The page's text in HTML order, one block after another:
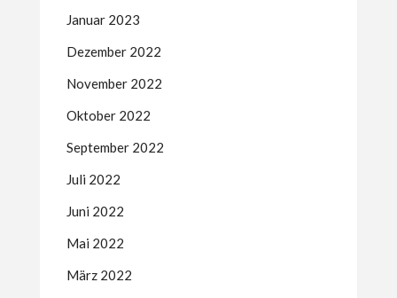
Januar 2023
Dezember 2022
November 2022
Oktober 2022
September 2022
Juli 2022
Juni 2022
Mai 2022
März 2022